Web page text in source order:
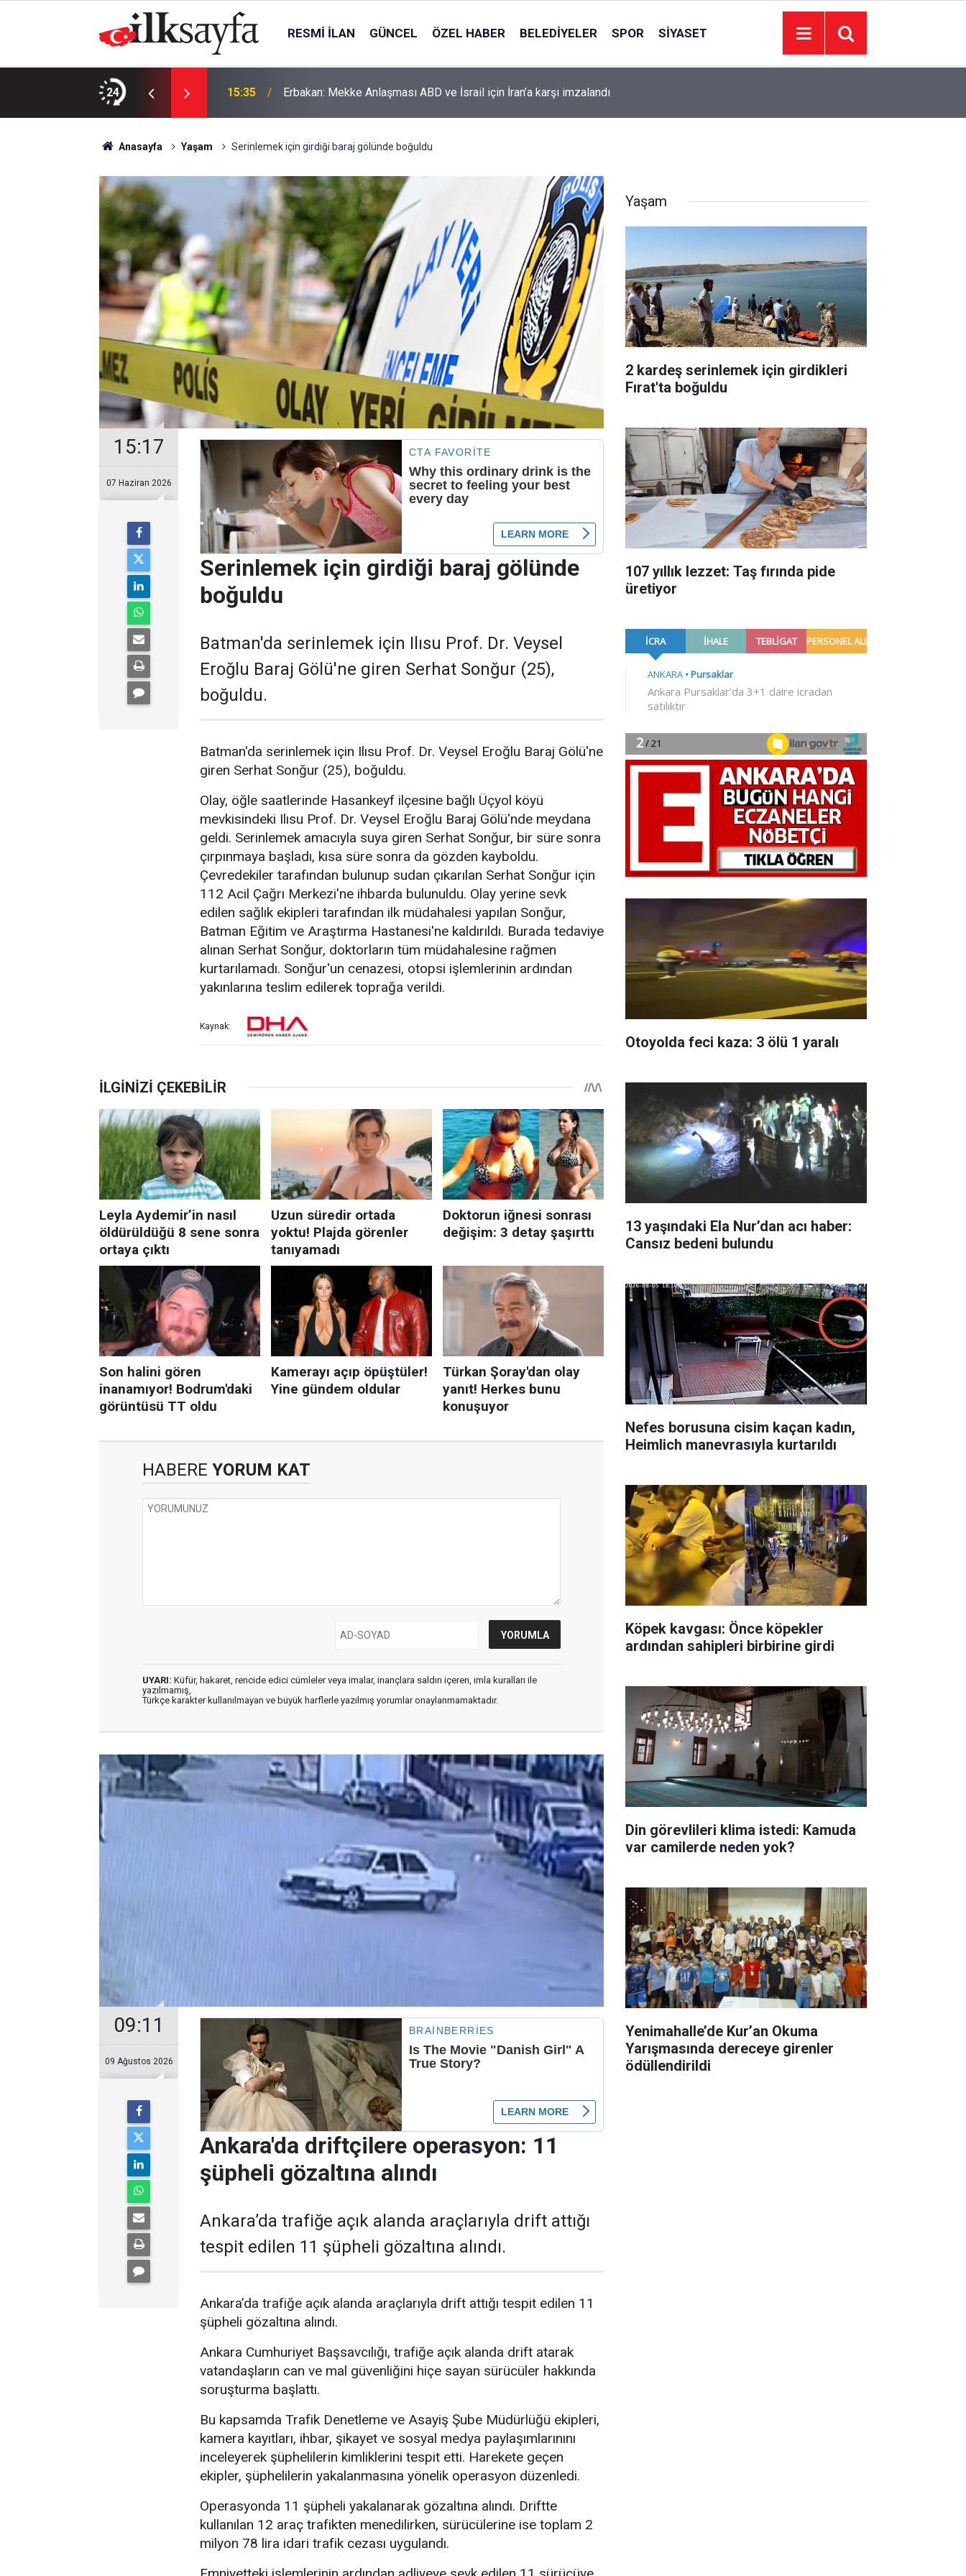
RESMI İLAN GÜNCEL ÖZEL HABER BELEDIYELER SPOR SIYASET
24 15:35 Erbakan: Mekke Anlaşması ABD ve İsrail için İran’a karşı imzalandı
Anasayfa Yaşam Serinlemek için girdiği baraj gölünde boğuldu
15:17
07 Haziran 2026
Serinlemek için girdiği baraj gölünde
boğuldu
Batman'da serinlemek için Ilısu Prof. Dr. Veysel
Eroğlu Baraj Gölü'ne giren Serhat Sonğur (25),
boğuldu.
Batman'da serinlemek için Ilısu Prof. Dr. Veysel Eroğlu Baraj Gölü'ne
giren Serhat Sonğur (25), boğuldu.
Olay, öğle saatlerinde Hasankeyf ilçesine bağlı Üçyol köyü
mevkisindeki Ilısu Prof. Dr. Veysel Eroğlu Baraj Gölü'nde meydana
geldi. Serinlemek amacıyla suya giren Serhat Sonğur, bir süre sonra
çırpınmaya başladı, kısa süre sonra da gözden kayboldu.
Çevredekiler tarafından bulunup sudan çıkarılan Serhat Sonğur için
112 Acil Çağrı Merkezi'ne ihbarda bulunuldu. Olay yerine sevk
edilen sağlık ekipleri tarafından ilk müdahalesi yapılan Sonğur,
Batman Eğitim ve Araştırma Hastanesi'ne kaldırıldı. Burada tedaviye
alınan Serhat Sonğur, doktorların tüm müdahalesine rağmen
kurtarılamadı. Sonğur'un cenazesi, otopsi işlemlerinin ardından
yakınlarına teslim edilerek toprağa verildi.
Kaynak:
HABERE YORUM KAT
UYARI: Küfür, hakaret, rencide edici cümleler veya imalar, inançlara saldırı içeren, imla kuralları ile
yazılmamış,
Türkçe karakter kullanılmayan ve büyük harflerle yazılmış yorumlar onaylanmamaktadır.
09:11
09 Ağustos 2026
Ankara'da driftçilere operasyon: 11
şüpheli gözaltına alındı
Ankara’da trafiğe açık alanda araçlarıyla drift attığı
tespit edilen 11 şüpheli gözaltına alındı.
Ankara’da trafiğe açık alanda araçlarıyla drift attığı tespit edilen 11
şüpheli gözaltına alındı.
Ankara Cumhuriyet Başsavcılığı, trafiğe açık alanda drift atarak
vatandaşların can ve mal güvenliğini hiçe sayan sürücüler hakkında
soruşturma başlattı.
Bu kapsamda Trafik Denetleme ve Asayiş Şube Müdürlüğü ekipleri,
kamera kayıtları, ihbar, şikayet ve sosyal medya paylaşımlarınını
inceleyerek şüphelilerin kimliklerini tespit etti. Harekete geçen
ekipler, şüphelilerin yakalanmasına yönelik operasyon düzenledi.
Operasyonda 11 şüpheli yakalanarak gözaltına alındı. Driftte
kullanılan 12 araç trafikten menedilirken, sürücülerine ise toplam 2
milyon 78 lira idari trafik cezası uygulandı.
Yaşam
2 kardeş serinlemek için girdikleri
Fırat'ta boğuldu
107 yıllık lezzet: Taş fırında pide
üretiyor
Otoyolda feci kaza: 3 ölü 1 yaralı
13 yaşındaki Ela Nur’dan acı haber:
Cansız bedeni bulundu
Nefes borusuna cisim kaçan kadın,
Heimlich manevrasıyla kurtarıldı
Köpek kavgası: Önce köpekler
ardından sahipleri birbirine girdi
Din görevlileri klima istedi: Kamuda
var camilerde neden yok?
Yenimahalle’de Kur’an Okuma
Yarışmasında dereceye girenler
ödüllendirildi